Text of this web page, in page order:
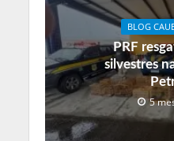
BLOG
PRF
silvestres
5